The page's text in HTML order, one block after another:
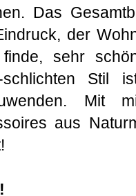
Das
der
sehr
schlichten
Mit
aus